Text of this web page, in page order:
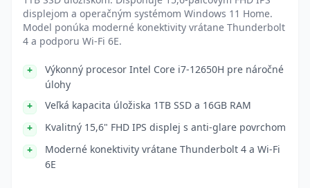
displejom a operačným systémom Windows 11 Home.
Model ponúka moderné konektivity vrátane Thunderbolt
4 a podporu Wi-Fi 6E.
Výkonný procesor Intel Core i7-12650H pre náročné
úlohy
Veľká kapacita úložiska 1TB SSD a 16GB RAM
Kvalitný 15,6" FHD IPS displej s anti-glare povrchom
Moderné konektivity vrátane Thunderbolt 4 a Wi-Fi
6E